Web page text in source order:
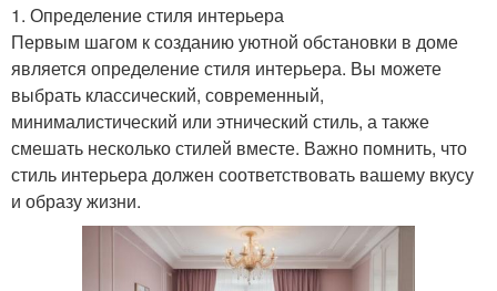
1. Определение стиля интерьера
Первым шагом к созданию уютной обстановки в доме
является определение стиля интерьера. Вы можете
выбрать классический, современный,
минималистический или этнический стиль, а также
смешать несколько стилей вместе. Важно помнить, что
стиль интерьера должен соответствовать вашему вкусу
и образу жизни.